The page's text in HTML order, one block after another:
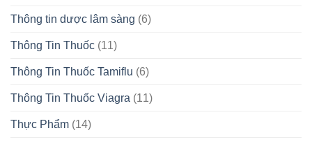
Thông tin dược lâm sàng (6)
Thông Tin Thuốc (11)
Thông Tin Thuốc Tamiflu (6)
Thông Tin Thuốc Viagra (11)
Thực Phẩm (14)